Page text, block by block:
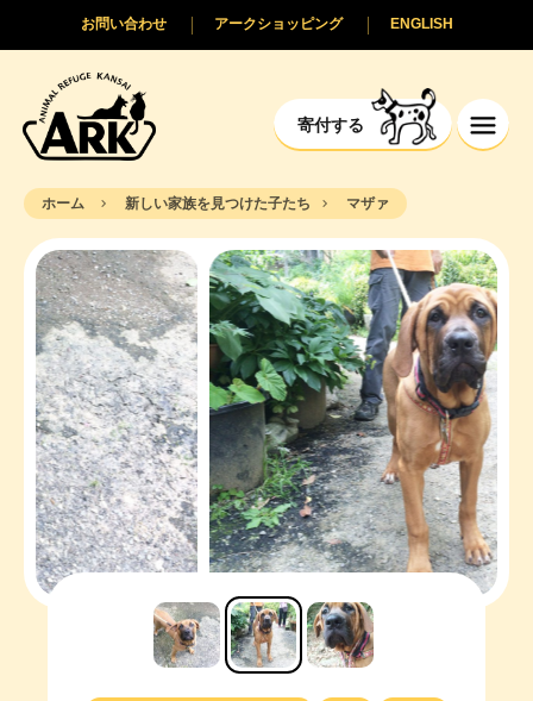
寄付する
ENGLISH
アークショッピング
お問い合わせ
ホーム 新しい家族を見つけた子たち マザァ